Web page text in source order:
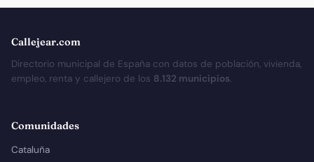
Callejear.com
Directorio municipal de España con datos de población, vivienda,
empleo, renta y callejero de los 8.132 municipios.
Comunidades
Cataluña